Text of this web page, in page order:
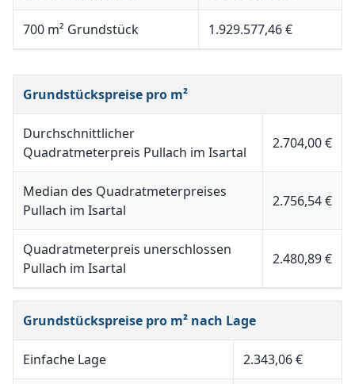
700 m² Grundstück 1.929.577,46 €
Grundstückspreise pro m²
Durchschnittlicher
Quadratmeterpreis Pullach im Isartal
2.704,00 €
Median des Quadratmeterpreises
Pullach im Isartal
2.756,54 €
Quadratmeterpreis unerschlossen
Pullach im Isartal
2.480,89 €
Grundstückspreise pro m² nach Lage
Einfache Lage 2.343,06 €